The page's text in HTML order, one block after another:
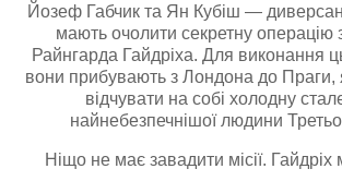
Йозеф Габчик та Ян Кубіш —
мають очолити секретну операцію
Райнгарда Гайдріха. Для виконання
вони прибувають з Лондона до Праги,
відчувати на собі холодну
найнебезпечнішої людини
Ніщо не має завадити місії.